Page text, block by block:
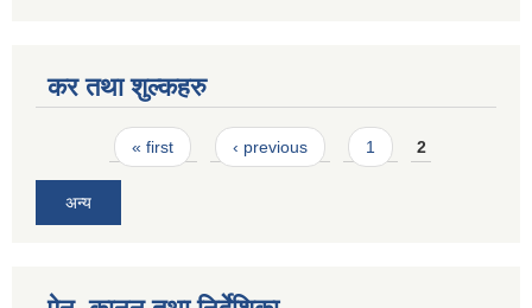
कर तथा शुल्कहरु
Pages« first ‹ previous 1 2
अन्य